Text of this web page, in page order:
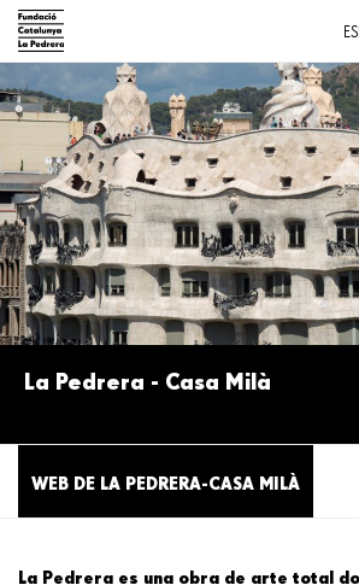
Pasar
contenido
principal
Main
navigation
La Pedrera - Casa Milà
WEB DE LA PEDRERA-CASA MILÀ
La Pedrera es una obra de arte total